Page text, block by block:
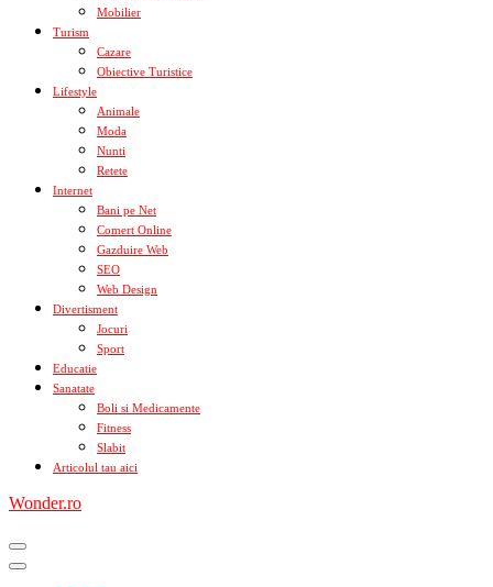
Mobilier
Turism
Cazare
Obiective Turistice
Lifestyle
Animale
Moda
Nunti
Retete
Internet
Bani pe Net
Comert Online
Gazduire Web
SEO
Web Design
Divertisment
Jocuri
Sport
Educatie
Sanatate
Boli si Medicamente
Fitness
Slabit
Articolul tau aici
Wonder.ro